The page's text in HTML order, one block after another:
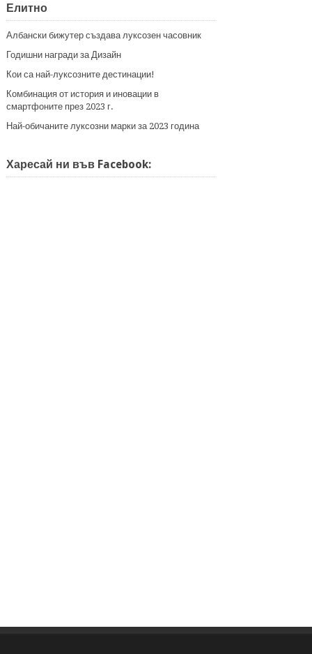
Елитно
Албански бижутер създава луксозен часовник
Годишни награди за Дизайн
Кои са най-луксозните дестинации!
Комбинация от история и иновации в
смартфоните през 2023 г.
Най-обичаните луксозни марки за 2023 година
Харесай ни във Facebook: